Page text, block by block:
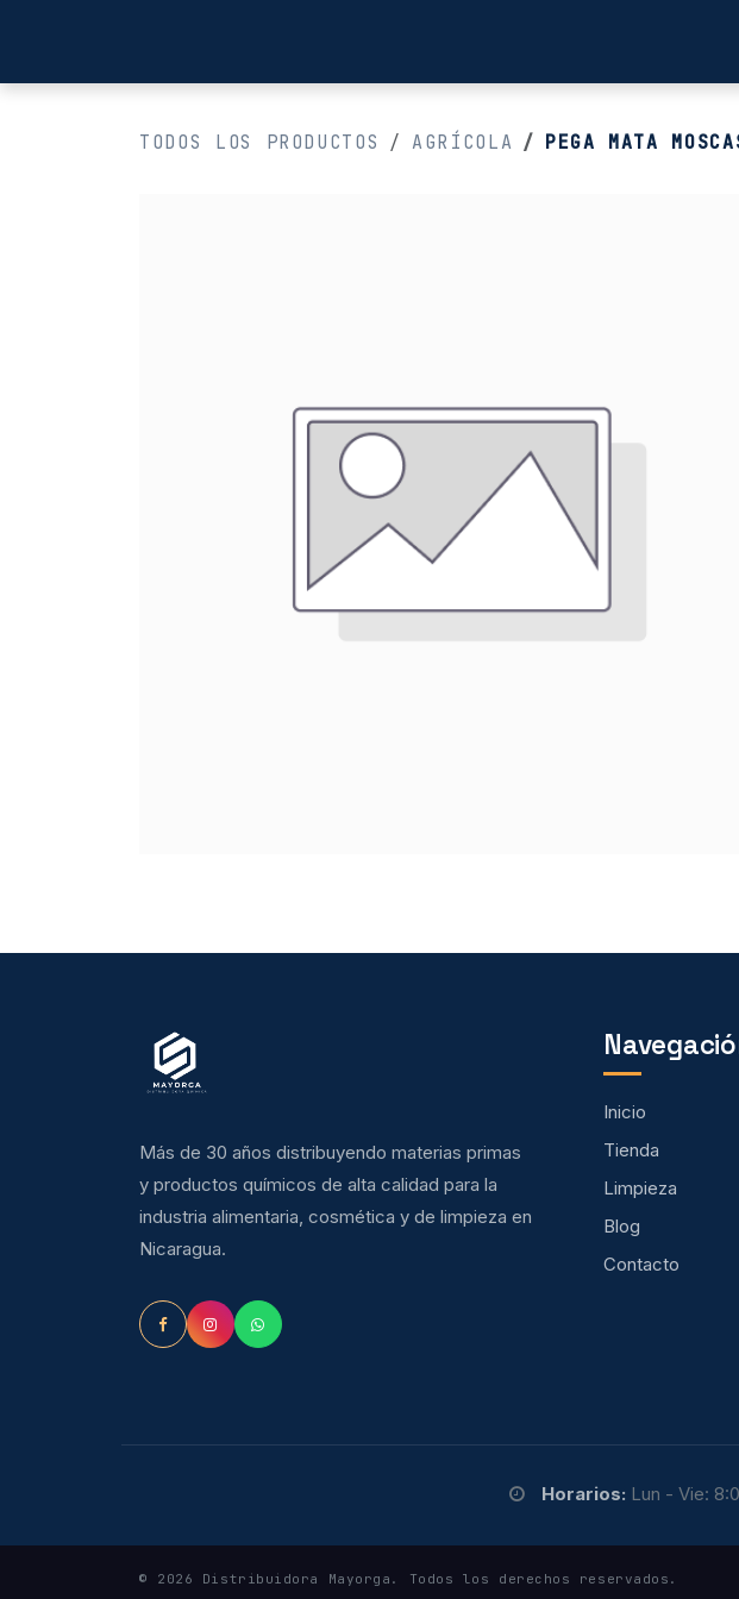
TODOS LOS PRODUCTOS AGRÍCOLA PEGA MATA
Más de 30 años distribuyendo materias primas
y productos químicos de alta calidad para la
industria alimentaria, cosmética y de limpieza en
Nicaragua.
Inicio
Tienda
Limpieza
Blog
Contacto
Horarios: Lun - Vie:
© 2026 Distribuidora Mayorga. Todos los derechos reservados.